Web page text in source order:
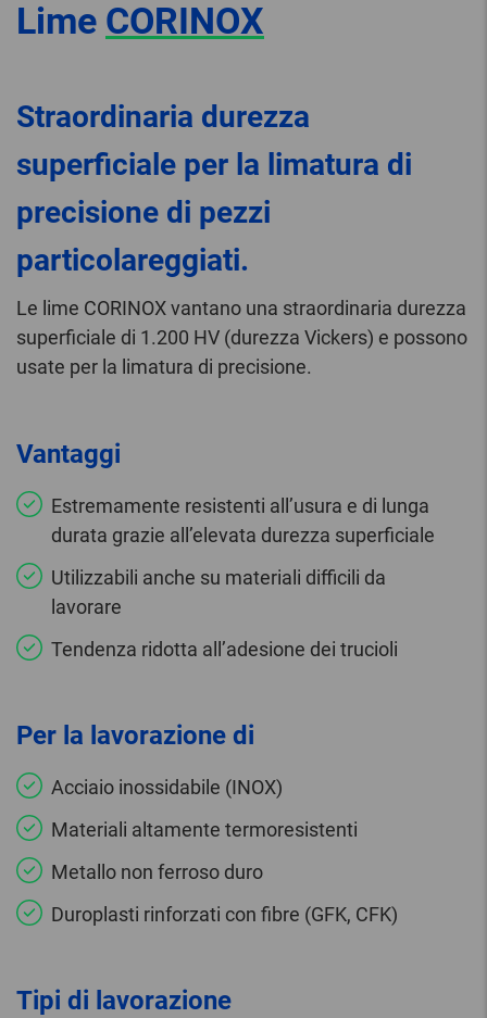
Lime CORINOX
Straordinaria durezza
superficiale per la limatura di
precisione di pezzi
particolareggiati.
Le lime CORINOX vantano una straordinaria durezza
superficiale di 1.200 HV (durezza Vickers) e possono
usate per la limatura di precisione.
Vantaggi
Estremamente resistenti all’usura e di lunga
durata grazie all’elevata durezza superficiale
Utilizzabili anche su materiali difficili da
lavorare
Tendenza ridotta all’adesione dei trucioli
Per la lavorazione di
Acciaio inossidabile (INOX)
Materiali altamente termoresistenti
Metallo non ferroso duro
Duroplasti rinforzati con fibre (GFK, CFK)
Tipi di lavorazione